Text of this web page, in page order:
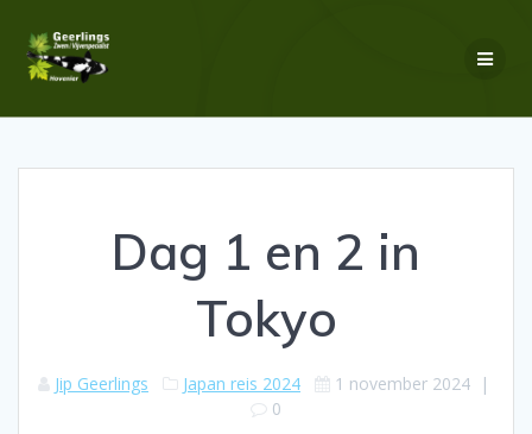
Dag 1 en 2 in
Tokyo
Jip Geerlings Japan reis 2024 1 november 2024 |
0